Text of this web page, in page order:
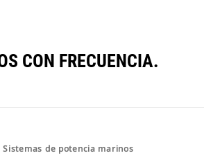
CON FRECUENCIA.
Sistemas de potencia marinos